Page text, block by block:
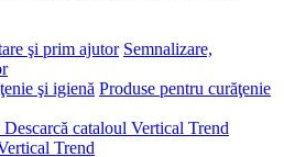
Semnalizare,
Produse pentru curăţenie
Descarcă cataloul Vertical Trend